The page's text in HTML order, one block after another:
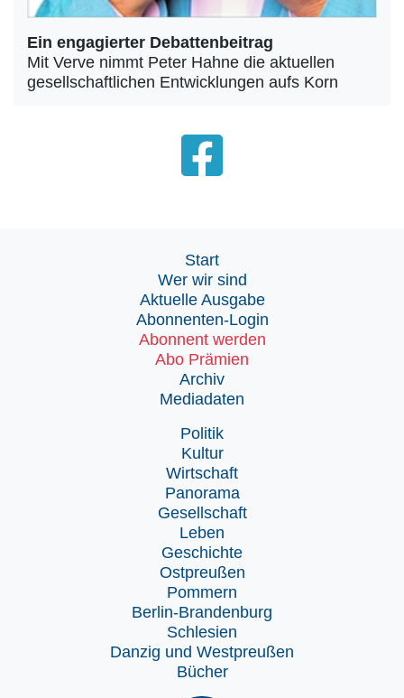
Ein engagierter Debattenbeitrag
Mit Verve nimmt Peter Hahne die aktuellen
gesellschaftlichen Entwicklungen aufs Korn
Start
Wer wir sind
Aktuelle Ausgabe
Abonnenten-Login
Abonnent werden
Abo Prämien
Archiv
Mediadaten
Politik
Kultur
Wirtschaft
Panorama
Gesellschaft
Leben
Geschichte
Ostpreußen
Pommern
Berlin-Brandenburg
Schlesien
Danzig und Westpreußen
Bücher